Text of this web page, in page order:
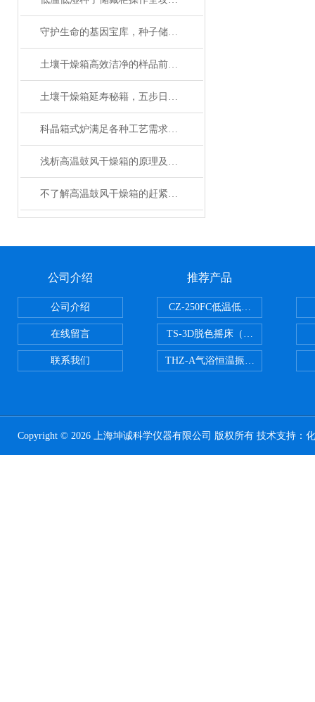
守护生命的基因宝库，种子储藏柜使用事项详解
土壤干燥箱高效洁净的样品前处理设备
土壤干燥箱延寿秘籍，五步日常养护法让实验数据更精准
科晶箱式炉满足各种工艺需求的灵活性
浅析高温鼓风干燥箱的原理及应用领域
不了解高温鼓风干燥箱的赶紧往这边看了
公司介绍
公司介绍
在线留言
联系我们
推荐产品
CZ-250FC低温低湿种子储藏柜
TS-3D脱色摇床（三维运动）
THZ-A气浴恒温振荡器
Copyright © 2026 上海坤诚科学仪器有限公司 版权所有 技术支持：